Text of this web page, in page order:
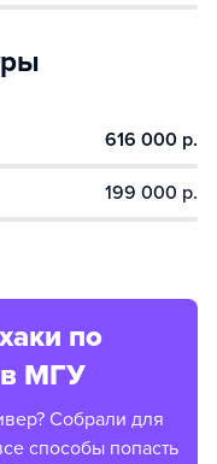
616 000 р.
199 000 р.
по
в МГУ
Собрали для
способы попасть